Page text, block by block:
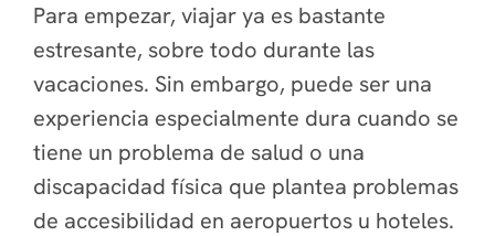
Para empezar, viajar ya es bastante
estresante, sobre todo durante las
vacaciones. Sin embargo, puede ser una
experiencia especialmente dura cuando se
tiene un problema de salud o una
discapacidad física que plantea problemas
de accesibilidad en aeropuertos u hoteles.